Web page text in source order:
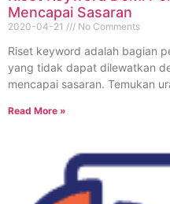
Mencapai Sasaran
2020-04-21 No Comments
Riset keyword adalah bagian
yang tidak dapat dilewatkan
mencapai sasaran. Temukan
Read More »